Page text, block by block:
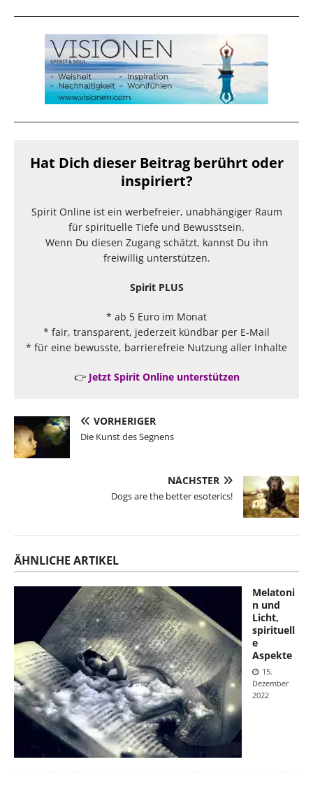
Hat Dich dieser Beitrag berührt oder
inspiriert?
Spirit Online ist ein werbefreier, unabhängiger Raum
für spirituelle Tiefe und Bewusstsein.
Wenn Du diesen Zugang schätzt, kannst Du ihn
freiwillig unterstützen.
Spirit PLUS
* ab 5 Euro im Monat
* fair, transparent, jederzeit kündbar per E-Mail
* für eine bewusste, barrierefreie Nutzung aller Inhalte
👉 Jetzt Spirit Online unterstützen
VORHERIGER
Die Kunst des Segnens
NÄCHSTER
Dogs are the better esoterics!
ÄHNLICHE ARTIKEL
Melatoni
n und
Licht,
spirituell
e
Aspekte
15.
Dezember
2022